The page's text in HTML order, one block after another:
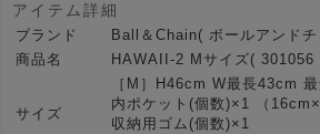
アイテム詳細
ブランド
Ball＆Chain( ボールアンド
商品名
HAWAII-2 Mサイズ( 301056
サイズ
［M］H46cm W最長43cm
内ポケット(個数)×1 （
収納用ゴム(個数)×1